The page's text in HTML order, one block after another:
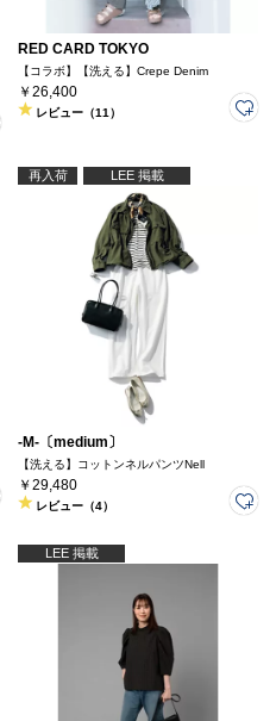
RED CARD TOKYO
【コラボ】【洗える】Crepe Denim
￥26,400
レビュー（11）
再入荷 LEE 掲載
-M-〔medium〕
【洗える】コットンネルパンツNell
￥29,480
レビュー（4）
LEE 掲載